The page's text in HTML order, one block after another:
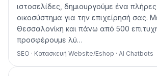
ιστοσελίδες, δημιουργούμε ένα πλήρες
οικοσύστημα για την επιχείρησή σας.
Θεσσαλονίκη και πάνω από 500
προσφέρουμε λύ…
SEO · Κατασκευή Website/Eshop · AI Chatbots